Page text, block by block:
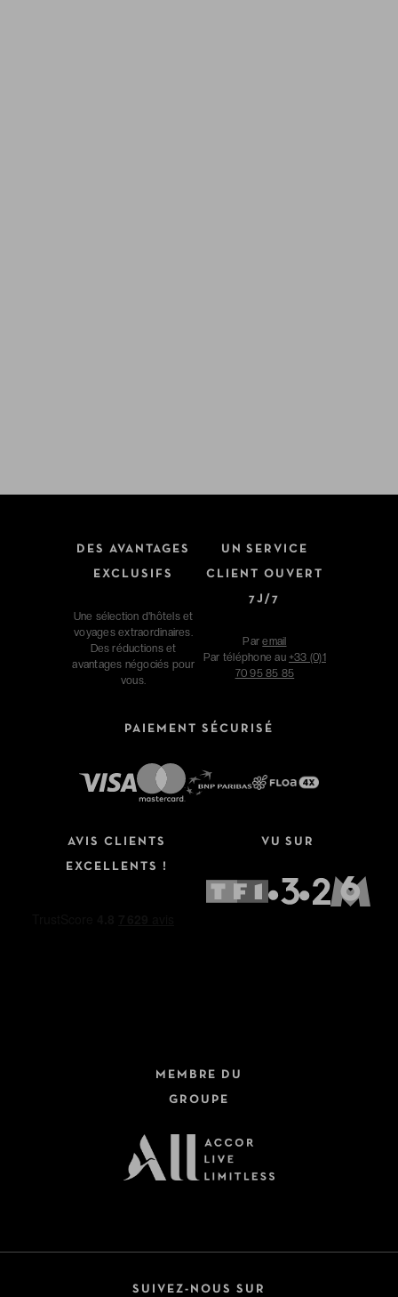
DES AVANTAGES
EXCLUSIFS
Une sélection d'hôtels et
voyages extraordinaires.
Des réductions et
avantages négociés pour
vous.
UN SERVICE
CLIENT OUVERT
7J/7
Paremail
Par téléphone au +33 (0)1
70 95 85 85
PAIEMENT SÉCURISÉ
AVIS CLIENTS
EXCELLENTS !
VU SUR
MEMBRE DU
GROUPE
SUIVEZ-NOUS SUR